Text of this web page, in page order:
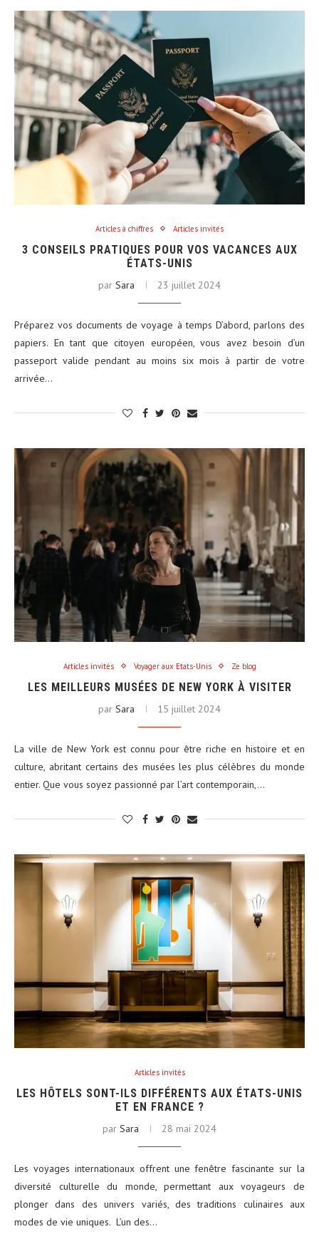
Articles à chiffres Articles invités
3 CONSEILS PRATIQUES POUR VOS VACANCES AUX
ÉTATS-UNIS
par Sara 23 juillet 2024
Préparez vos documents de voyage à temps D’abord, parlons des
papiers. En tant que citoyen européen, vous avez besoin d’un
passeport valide pendant au moins six mois à partir de votre
arrivée…
Articles invités Voyager aux Etats-Unis Ze blog
LES MEILLEURS MUSÉES DE NEW YORK À VISITER
par Sara 15 juillet 2024
La ville de New York est connu pour être riche en histoire et en
culture, abritant certains des musées les plus célèbres du monde
entier. Que vous soyez passionné par l’art contemporain,…
Articles invités
LES HÔTELS SONT-ILS DIFFÉRENTS AUX ÉTATS-UNIS
ET EN FRANCE ?
par Sara 28 mai 2024
Les voyages internationaux offrent une fenêtre fascinante sur la
diversité culturelle du monde, permettant aux voyageurs de
plonger dans des univers variés, des traditions culinaires aux
modes de vie uniques. L’un des…